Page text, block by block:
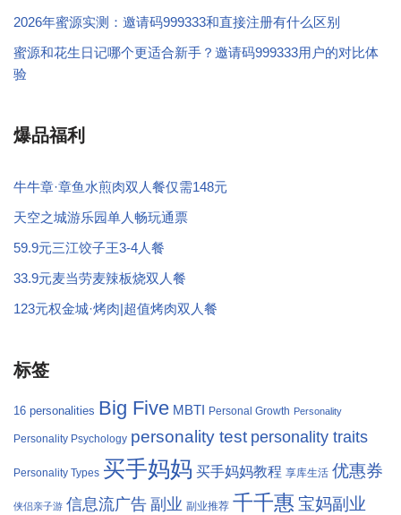
2026年蜜源实测：邀请码999333和直接注册有什么区别
蜜源和花生日记哪个更适合新手？邀请码999333用户的对比体
验
爆品福利
牛牛章·章鱼水煎肉双人餐仅需148元
天空之城游乐园单人畅玩通票
59.9元三江饺子王3-4人餐
33.9元麦当劳麦辣板烧双人餐
123元权金城·烤肉|超值烤肉双人餐
标签
16 personalities Big Five MBTI Personal Growth Personality
Personality Psychology personality test personality traits
Personality Types 买手妈妈 买手妈妈教程 享库生活 优惠券
侠侣亲子游 信息流广告 副业 副业推荐 千千惠 宝妈副业